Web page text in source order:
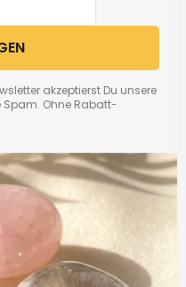
akzeptierst Du unsere
Ohne Rabatt-